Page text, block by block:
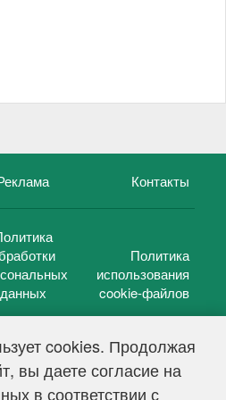
cookies. Продолжая
вы даете согласие на
в соответствии с
Контакты
данных
Политика
использования
cookie-файлов
— 2026 г.
СМИ Эл № ФС 77-39848, выдано